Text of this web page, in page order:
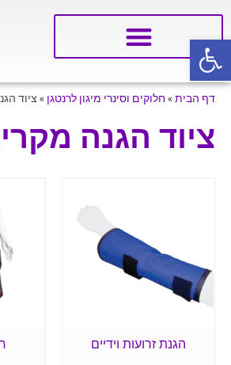
פתח סרגל נגישות
דף הבית»חלוקים וסינרי מיגון לרנטגן » ציוד
ציוד הגנה
הגנת זרועות וידיים